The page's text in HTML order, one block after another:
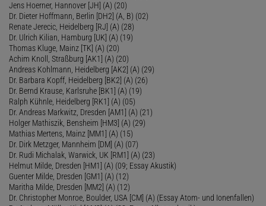
Jens Hoerner, Hannover [JH] (A) (20)
Dr. Dieter Hoffmann, Berlin [DH2] (A, B) (02)
Renate Jerecic, Heidelberg [RJ] (A) (28)
Dr. Ulrich Kilian, Hamburg [UK] (A) (19)
Thomas Kluge, Mainz [TK] (A) (20)
Achim Knoll, Straßburg [AK1] (A) (20)
Andreas Kohlmann, Heidelberg [AK2] (A) (29)
Dr. Barbara Kopff, Heidelberg [BK2] (A) (26)
Dr. Bernd Krause, Karlsruhe [BK1] (A) (19)
Ralph Kühnle, Heidelberg [RK1] (A) (05)
Dr. Andreas Markwitz, Dresden [AM1] (A) (21)
Holger Mathiszik, Bensheim [HM3] (A) (29)
Mathias Mertens, Mainz [MM1] (A) (15)
Dr. Dirk Metzger, Mannheim [DM] (A) (07)
Dr. Rudi Michalak, Warwick, UK [RM1] (A) (23)
Helmut Milde, Dresden [HM1] (A) (09; Essay Akustik)
Guenter Milde, Dresden [GM1] (A) (12)
Maritha Milde, Dresden [MM2] (A) (12)
Dr. Christopher Monroe, Boulder, USA [CM] (A) (Essay Atom- und Ionenfallen)